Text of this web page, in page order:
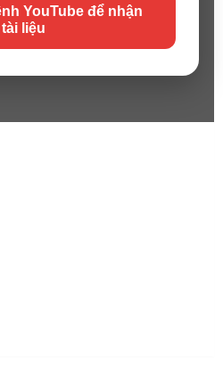
YouTube để nhận
tài liệu